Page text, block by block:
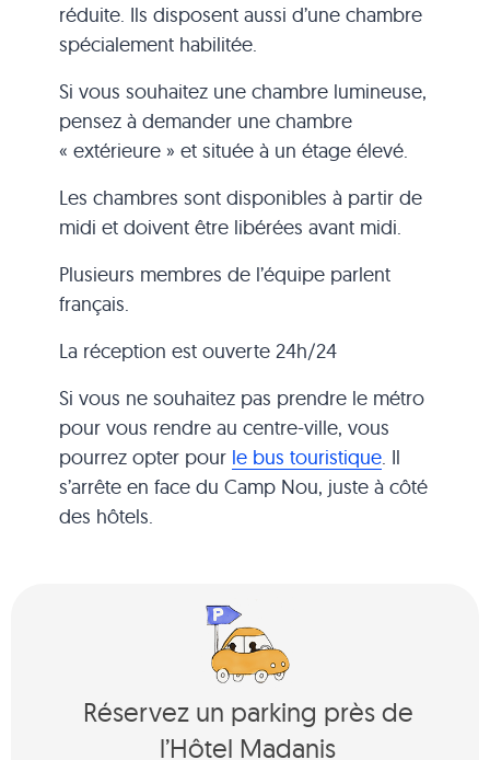
réduite. Ils disposent aussi d’une chambre
spécialement habilitée.
Si vous souhaitez une chambre lumineuse,
pensez à demander une chambre
« extérieure » et située à un étage élevé.
Les chambres sont disponibles à partir de
midi et doivent être libérées avant midi.
Plusieurs membres de l’équipe parlent
français.
La réception est ouverte 24h/24
Si vous ne souhaitez pas prendre le métro
pour vous rendre au centre-ville, vous
pourrez opter pour le bus touristique. Il
s’arrête en face du Camp Nou, juste à côté
des hôtels.
Réservez un parking près de
l’Hôtel Madanis